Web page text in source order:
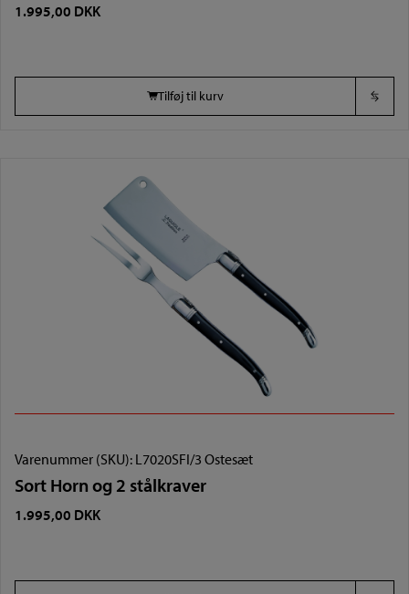
1.995,00 DKK
Tilføj til kurv
Varenummer (SKU): L7020SFI/3 Ostesæt
Sort Horn og 2 stålkraver
1.995,00 DKK